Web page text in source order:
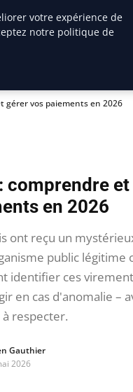
gérer vos paiements en 2026
comprendre et
en 2026
ont reçu un
public légitime
identifier ces
en cas d'anomalie –
à respecter.
Gauthier
2026
votre expérience de
notre politique de